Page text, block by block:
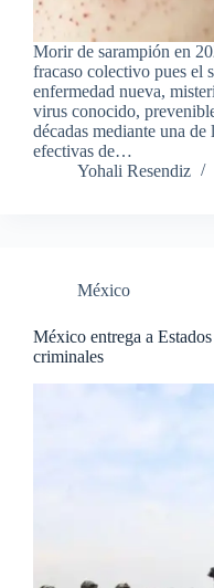
Morir de sarampión en
fracaso colectivo pues el
enfermedad nueva,
virus conocido,
décadas mediante una de
efectivas de…
Yohali Resendiz
México
México entrega a
criminales